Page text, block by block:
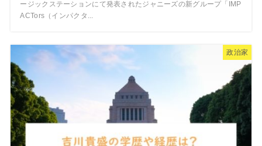
ージックステーションにて発表されたジャニーズの新グループ「IMP
ACTors（インパクタ...
政治家